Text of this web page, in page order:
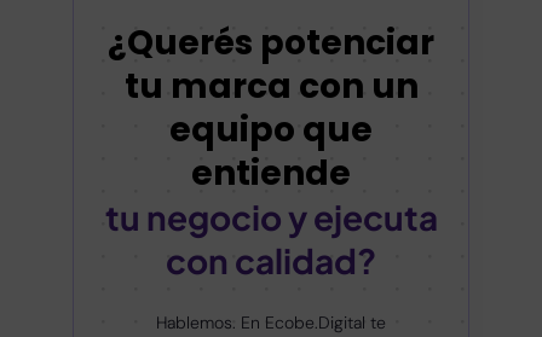
¿Querés potenciar
tu marca con un
equipo que
entiende
tu negocio y ejecuta
con calidad?
Hablemos. En Ecobe.Digital te